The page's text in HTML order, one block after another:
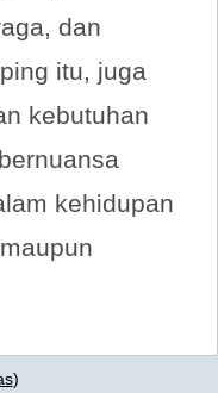
dan
itu, juga
kebutuhan
kehidupan
)